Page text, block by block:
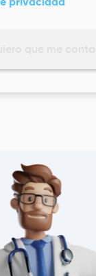
privacidad